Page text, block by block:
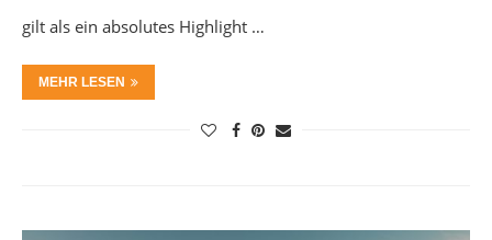
gilt als ein absolutes Highlight …
MEHR LESEN